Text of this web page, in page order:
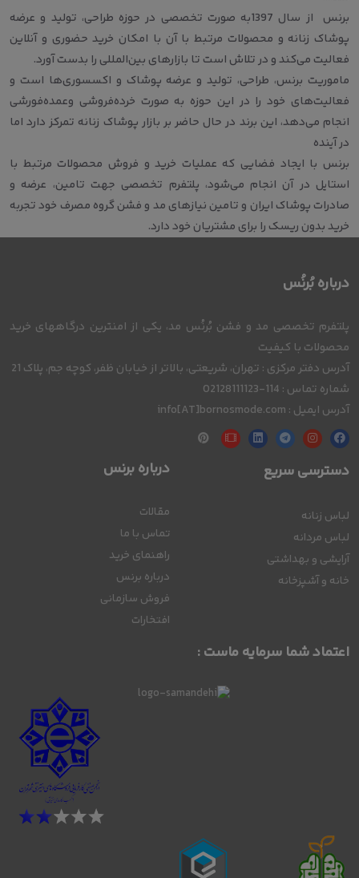
برنس از سال 1397به صورت تخصصی در حوزه طراحی، تولید و عرضه
پوشاک زنانه و محصولات مرتبط با آن با امکان خرید حضوری و آنلاین
فعالیت می‌کند و در تلاش است تا بازارهای بین‌المللی را بدست آورد.
ماموریت برنس، طراحی، تولید و عرضه پوشاک و اکسسوری‌ها است و
فعالیت‌های خود را در این حوزه به صورت خرده‌فروشی وعمده‌فورشی
انجام می‌دهد، این برند در حال حاضر بر بازار پوشاک زنانه تمرکز دارد اما
در آینده
برنس با ایجاد فضایی که عملیات خرید و فروش محصولات مرتبط با
استایل در آن انجام می‌‌شود، پلتفرم تخصصی جهت تامین، عرضه و
صادرات پوشاک ایران و تامین نیازهای مد و فشن گروه مصرف خود تجربه
خرید بدون ریسک را برای مشتریان خود دارد.
درباره بُرنُس
پلتفرم تخصصی مد و فشن بُرنُس مد، یکی از امنترین درگاههای خرید
محصولات با کیفیت
آدرس دفتر مرکزی : تهران، شریعتی، بالاتر از خیابان ظفر، کوچه جم، پلاک 21
شماره تماس : 114-02128111123
آدرس ایمیل : info[AT]bornosmode.com
دسترسی سریع
لباس زنانه
لباس مردانه
آرایشی و بهداشتی
خانه و آشپزخانه
درباره برنس
مقالات
تماس با ما
راهنمای خرید
درباره برنس
فروش سازمانی
افتخارات
اعتماد شما سرمایه ماست :